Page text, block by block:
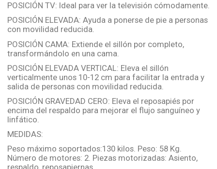
POSICIÓN TV: Ideal para ver la televisión cómodamente.
POSICIÓN ELEVADA: Ayuda a ponerse de pie a personas
con movilidad reducida.
POSICIÓN CAMA: Extiende el sillón por completo,
transformándolo en una cama.
POSICIÓN ELEVADA VERTICAL: Eleva el sillón
verticalmente unos 10-12 cm para facilitar la entrada y
salida de personas con movilidad reducida.
POSICIÓN GRAVEDAD CERO: Eleva el reposapiés por
encima del respaldo para mejorar el flujo sanguíneo y
linfático.
MEDIDAS:
Peso máximo soportados:130 kilos. Peso: 58 Kg.
Número de motores: 2. Piezas motorizadas: Asiento,